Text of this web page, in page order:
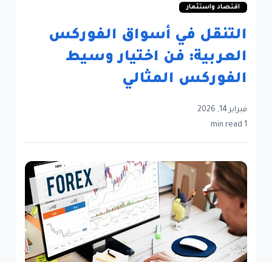
اقتصاد واستثمار
التنقل في أسواق الفوركس
العربية: فن اختيار وسيط
الفوركس المثالي
فبراير 14, 2026
1 min read